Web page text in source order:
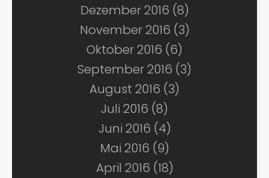
Dezember 2016 (8)
November 2016 (3)
Oktober 2016 (6)
September 2016 (3)
August 2016 (3)
Juli 2016 (8)
Juni 2016 (4)
Mai 2016 (9)
April 2016 (18)